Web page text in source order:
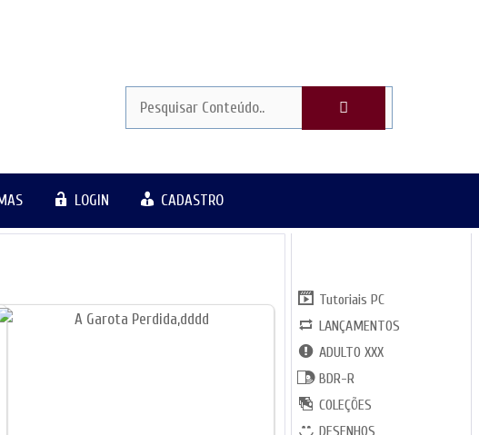
LOGIN CADASTRO
Tutoriais PC
LANÇAMENTOS
ADULTO XXX
BDR-R
COLEÇÕES
DESENHOS